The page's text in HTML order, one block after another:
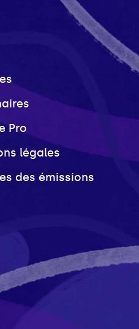
Pro
légales
des émissions